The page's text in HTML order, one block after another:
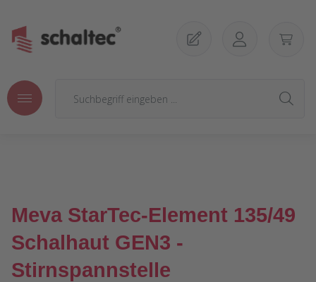
Meva StarTec-Element 135/49
Schalhaut GEN3 -
Stirnspannstelle